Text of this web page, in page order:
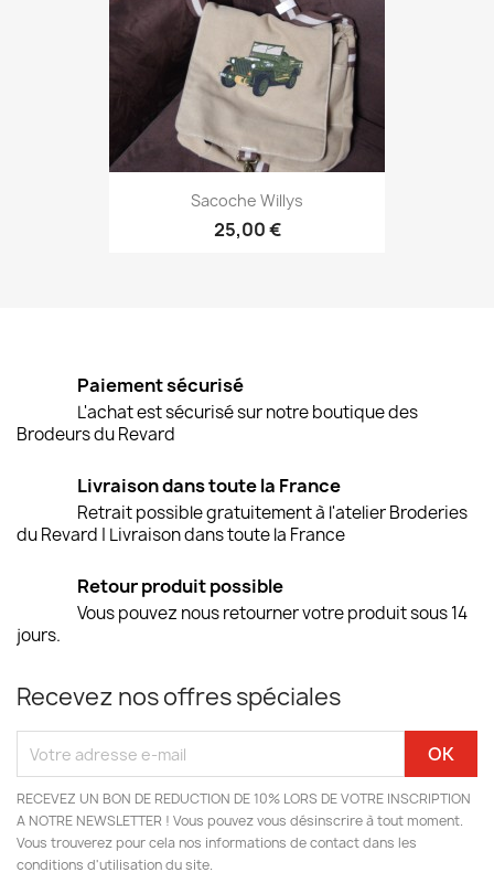
Sacoche Willys
25,00 €
Paiement sécurisé
L'achat est sécurisé sur notre boutique des
Brodeurs du Revard
Livraison dans toute la France
Retrait possible gratuitement à l'atelier Broderies
du Revard | Livraison dans toute la France
Retour produit possible
Vous pouvez nous retourner votre produit sous 14
jours.
Recevez nos offres spéciales
RECEVEZ UN BON DE REDUCTION DE 10% LORS DE VOTRE INSCRIPTION
A NOTRE NEWSLETTER ! Vous pouvez vous désinscrire à tout moment.
Vous trouverez pour cela nos informations de contact dans les
conditions d'utilisation du site.